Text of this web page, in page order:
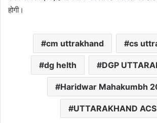
होगी।
cm uttrakhand cs
dg helth DGP
Haridwar Mahakumbh
UTTARAKHAND ACS